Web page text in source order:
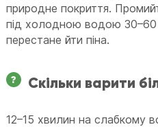
природне покриття.
під холодною водою 30–60
перестане йти піна.
Скільки варити
12–15 хвилин на слабкому